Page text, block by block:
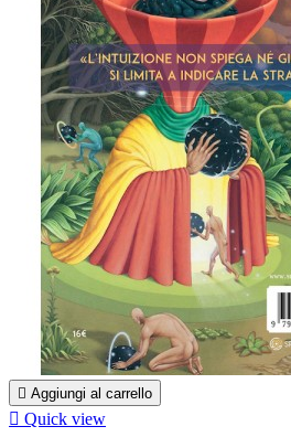
 Aggiungi al carrello
 Quick view